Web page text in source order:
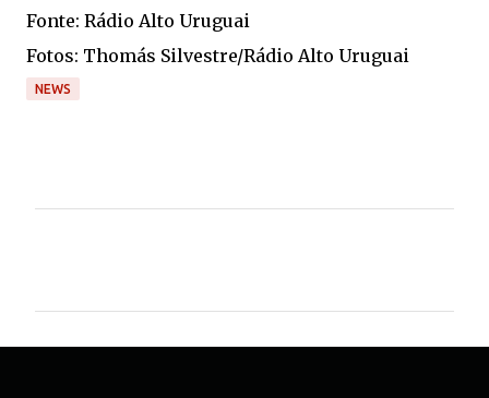
Fonte: Rádio Alto Uruguai
Fotos: Thomás Silvestre/Rádio Alto Uruguai
NEWS